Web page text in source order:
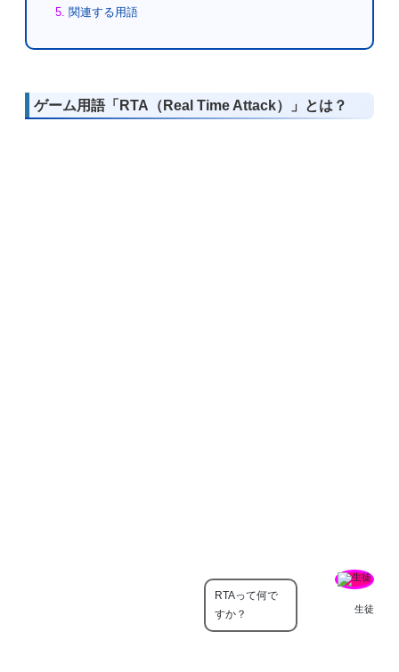
関連する用語
ゲーム用語「RTA（Real Time Attack）」とは？
生徒
RTAって何で
すか？